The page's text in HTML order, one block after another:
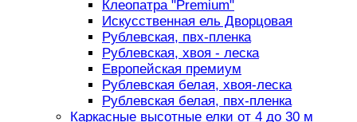
Клеопатра "Premium"
Искусственная ель Дворцовая
Рублевская, пвх-пленка
Рублевская, хвоя - леска
Европейская премиум
Рублевская белая, хвоя-леска
Рублевская белая, пвх-пленка
Каркасные высотные елки от 4 до 30 м